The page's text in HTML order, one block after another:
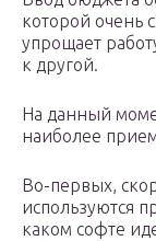
которой очень
упрощает
к другой.
На данный
наиболее
Во-первых,
используются
каком софте